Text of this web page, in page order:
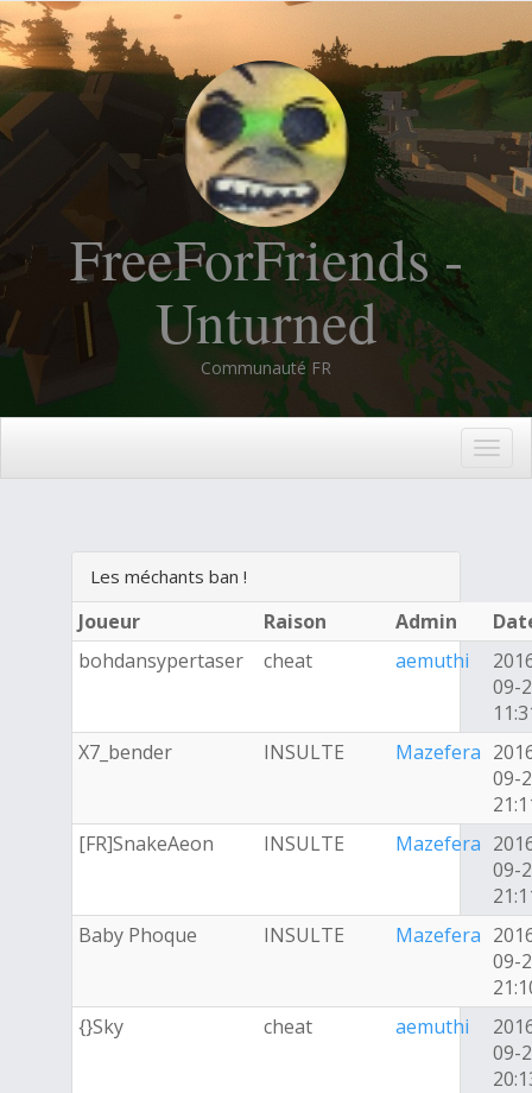
FreeForFriends -
Unturned
Communauté FR
Les méchants ban !
Joueur Raison Admin
bohdansypertaser
cheat aemuthi
09-
X7_bender
INSULTE Mazefera
09-
[FR]SnakeAeon
INSULTE Mazefera
09-
Baby Phoque
INSULTE Mazefera
09-
{}Sky
cheat aemuthi
09-